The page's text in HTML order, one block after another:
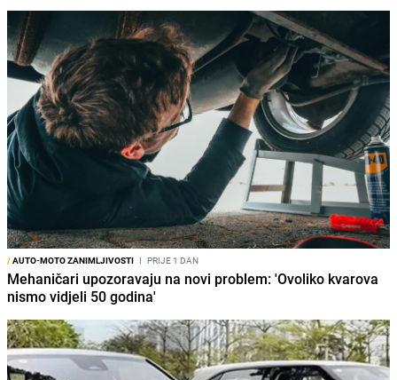
/AUTO-MOTO ZANIMLJIVOSTI I PRIJE 1 DAN
Mehaničari upozoravaju na novi problem: 'Ovoliko kvarova
nismo vidjeli 50 godina'